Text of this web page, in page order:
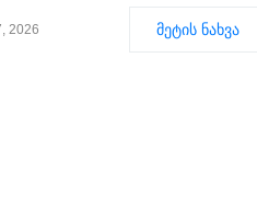
2026 მეტის ნახვა